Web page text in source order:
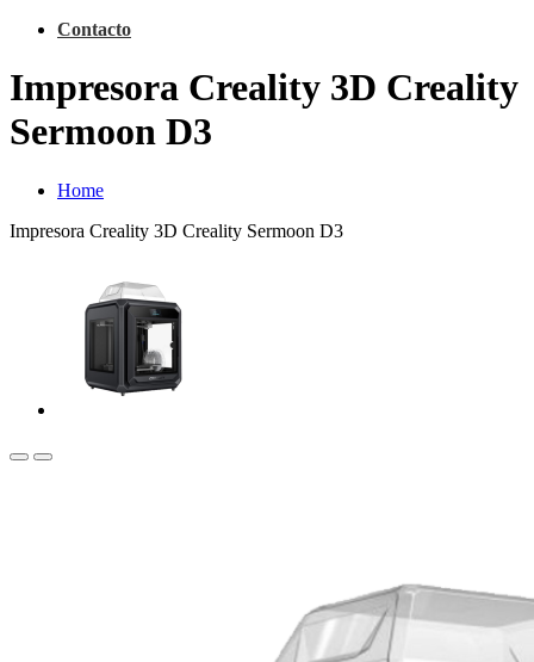
Contacto
Impresora Creality 3D Creality
Sermoon D3
Home
Impresora Creality 3D Creality Sermoon D3